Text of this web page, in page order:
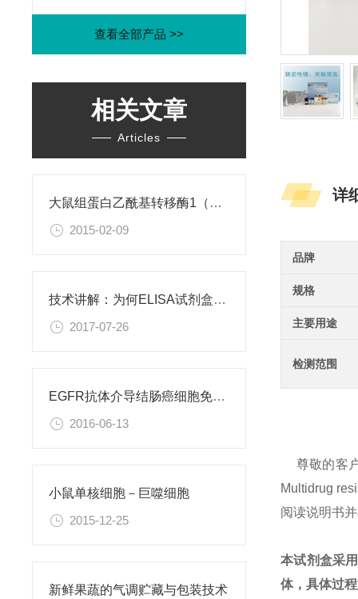
查看全部产品 >>
相关文章
Articles
大鼠组蛋白乙酰基转移酶1（HAT1）ELISA试剂盒
2015-02-09
技术讲解：为何ELISA试剂盒OD值不正常
2017-07-26
EGFR抗体介导结肠癌细胞免疫性凋亡
2016-06-13
小鼠单核细胞－巨噬细胞
2015-12-25
新鲜果蔬的气调贮藏与包装技术
详
品牌
规格
主要用途
检测范围
尊敬的客
Multidrug
阅读说明书
本试剂盒采
体，具体过